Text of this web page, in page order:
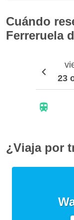
Cuándo
Ferreruela
23
¿Viaja por